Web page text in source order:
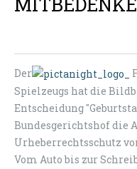
Der
Spielzeugs hat die
Entscheidung
Bundesgerichtshof die
Urheberrechtsschutz
Vom Auto bis zur